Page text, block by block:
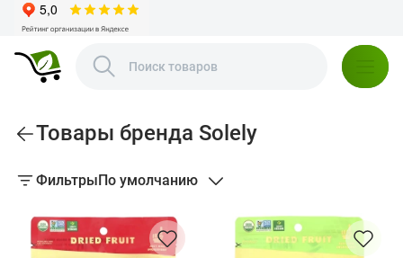
Товары бренда Solely
ФильтрыПо умолчанию